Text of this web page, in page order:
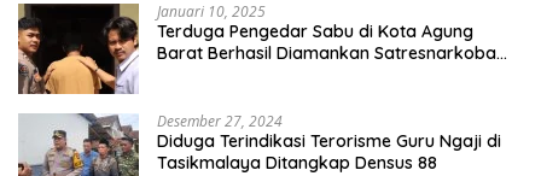
Januari 10, 2025
Terduga Pengedar Sabu di Kota Agung
Barat Berhasil Diamankan Satresnarkoba
Desember 27, 2024
Diduga Terindikasi Terorisme Guru Ngaji di
Tasikmalaya Ditangkap Densus 88